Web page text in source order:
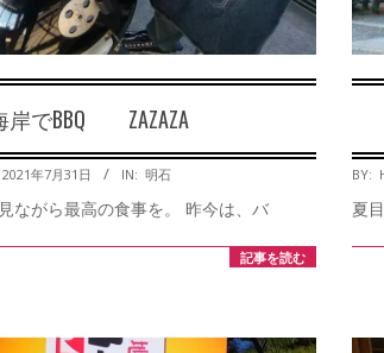
岸でBBQ ZAZAZA
2021年7月31日 IN: 明石
ながら最高の食事を。 昨今は、バ
記事を読む
04-
BY:
夏